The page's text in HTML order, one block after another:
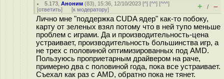
5.173 ,Аноним (83), 15:36, 12/10/2023 [^] [^^] [^^^]
[ответить] [к модератору] + / –
Лично мне "поддержка CUDA ядер" как-то побоку,
карту от зеленых взял потому что в ней тупо меньше
проблем с играми. Да и производительность-цена
устраивает, производительность большинства игр, а
не трех с половиной оптимизированных под AMD.
Пользуюсь проприетарным драйвером на раче,
примерно два с половиной года, пока все устраивает.
Съехал как раз с AMD, обратно пока не тянет.